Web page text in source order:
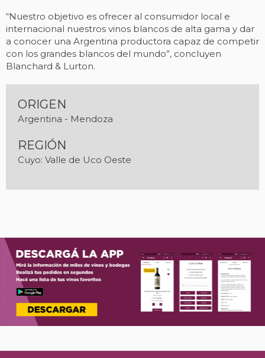
“Nuestro objetivo es ofrecer al consumidor local e
internacional nuestros vinos blancos de alta gama y dar
a conocer una Argentina productora capaz de competir
con los grandes blancos del mundo”, concluyen
Blanchard & Lurton.
ORIGEN
Argentina - Mendoza
REGIÓN
Cuyo: Valle de Uco Oeste